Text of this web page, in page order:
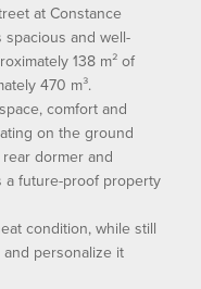
at Constance
and well-
138 m² of
470 m³.
comfort and
on the ground
dormer and
a future-proof property
condition, while still
personalize it